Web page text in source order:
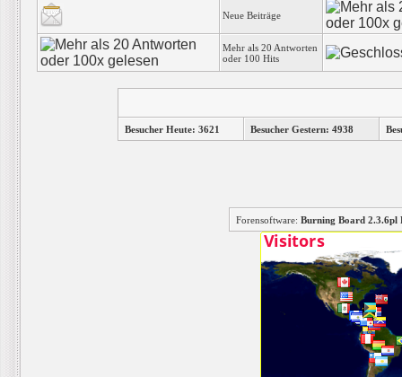
Neue Beiträge
Mehr als 20 Antworten
oder 100 Hits
Besucher Heute: 3621 Besucher Gestern: 4938
Forensoftware: Burning Board